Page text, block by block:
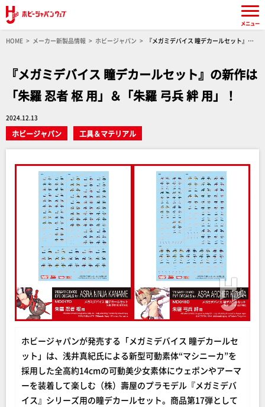
HOME メーカー新製品情報 ホビージャパン
『メガミデバイス 瞳デカールセット』の
『メガミデバイス 瞳デカールセット』の新作は
「朱羅 忍者 枢 用」＆「朱羅 弓兵 絆 用」！
2024.12.13
ホビージャパン 工具＆マテリアル
ホビージャパンが発売する「メガミデバイス 瞳デカールセ
ット」は、浅井真紀氏による新型可動素体“マシニーカ”を
採用した全高約14cmの可動美少女素体にウェポンやアーマ
ーを装着して楽しむ（株）壽屋のプラモデル『メガミデバ
イス』シリーズ用の瞳デカールセット。商品第17弾として
メニュー